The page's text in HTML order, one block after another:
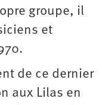
groupe, il
et
de ce dernier
aux Lilas en